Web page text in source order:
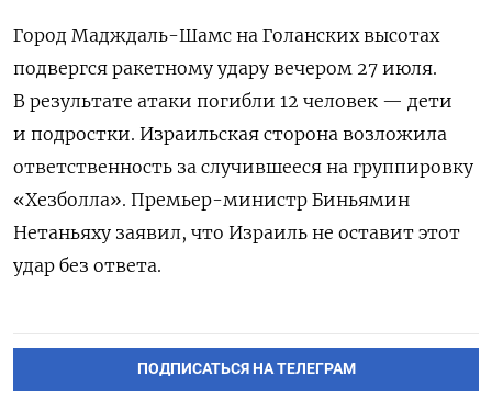
Город Мадждаль-Шамс на Голанских высотах
подвергся ракетному удару вечером 27 июля.
В результате атаки погибли 12 человек — дети
и подростки. Израильская сторона возложила
ответственность за случившееся на группировку
«Хезболла». Премьер-министр Биньямин
Нетаньяху заявил, что Израиль не оставит этот
удар без ответа.
ПОДПИСАТЬСЯ НА ТЕЛЕГРАМ